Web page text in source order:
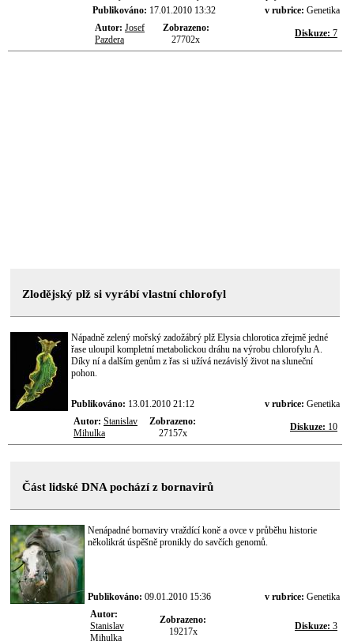
Publikováno: 17.01.2010 13:32 v rubrice: Genetika
Autor: Josef
Pazdera
Zobrazeno:
27702x
Diskuze: 7
Zlodějský plž si vyrábí vlastní chlorofyl
Nápadně zelený mořský zadožábrý plž Elysia chlorotica zřejmě jedné
řase uloupil kompletní metabolickou dráhu na výrobu chlorofylu A.
Díky ní a dalším genům z řas si užívá nezávislý život na sluneční
pohon.
Publikováno: 13.01.2010 21:12 v rubrice: Genetika
Autor: Stanislav
Mihulka
Zobrazeno:
27157x
Diskuze: 10
Část lidské DNA pochází z bornavirů
Nenápadné bornaviry vraždící koně a ovce v průběhu historie
několikrát úspěšně pronikly do savčích genomů.
Publikováno: 09.01.2010 15:36 v rubrice: Genetika
Autor:
Stanislav
Mihulka
Zobrazeno:
19217x
Diskuze: 3